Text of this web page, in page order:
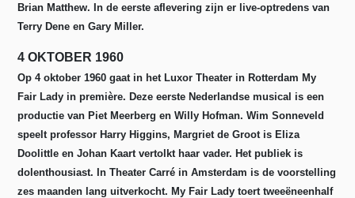
Brian Matthew. In de eerste aflevering zijn er live-optredens van
Terry Dene en Gary Miller.
4 OKTOBER 1960
Op 4 oktober 1960 gaat in het Luxor Theater in Rotterdam My
Fair Lady in première. Deze eerste Nederlandse musical is een
productie van Piet Meerberg en Willy Hofman. Wim Sonneveld
speelt professor Harry Higgins, Margriet de Groot is Eliza
Doolittle en Johan Kaart vertolkt haar vader. Het publiek is
dolenthousiast. In Theater Carré in Amsterdam is de voorstelling
zes maanden lang uitverkocht. My Fair Lady toert tweeëneenhalf